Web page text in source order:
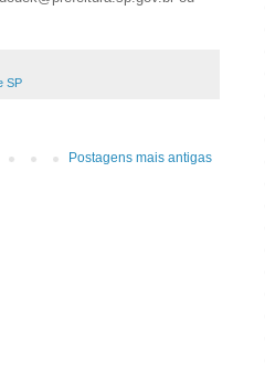
SP
Postagens mais antigas